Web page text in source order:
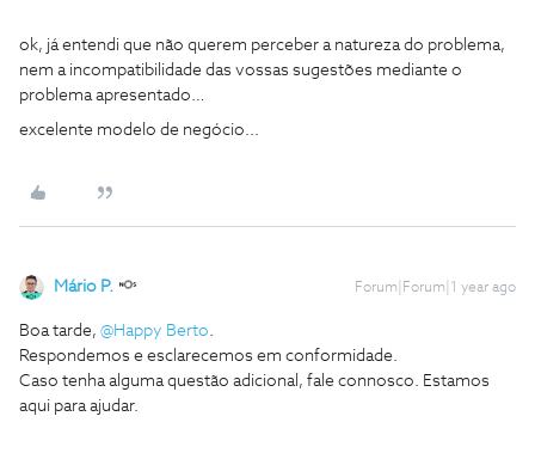
ok, já entendi que não querem perceber a natureza do problema,
nem a incompatibilidade das vossas sugestões mediante o
problema apresentado…
excelente modelo de negócio...
Mário P. Forum|Forum|1 year ago
Boa tarde, @Happy Berto.
Respondemos e esclarecemos em conformidade.
Caso tenha alguma questão adicional, fale connosco. Estamos
aqui para ajudar.